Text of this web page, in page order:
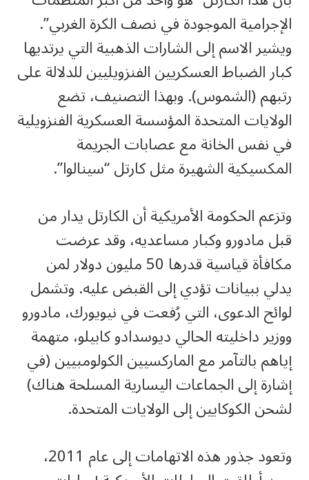
الإجرامية الموجودة في نصف الكرة الغربي”.
ويشير الاسم إلى الشارات الذهبية التي يرتديها
كبار الضباط العسكريين الفنزويليين للدلالة على
رتبهم (الشموس). وبهذا التصنيف، تضع
الولايات المتحدة المؤسسة العسكرية الفنزويلية
في نفس الخانة مع عصابات الجريمة
المكسيكية الشهيرة مثل كارتل “سينالوا”.
وتزعم الحكومة الأمريكية أن الكارتل يدار من
قبل مادورو وكبار مساعديه، وقد عرضت
مكافأة قياسية قدرها 50 مليون دولار لمن
يدلي ببيانات تؤدي إلى القبض عليه. وتشمل
لوائح الدعوى، التي رُفعت في نيويورك، مادورو
ووزير داخليته الحالي ديوسدادو كابيلو، متهمة
إياهم بالتآمر مع الماركسيين الكولومبيين (في
إشارة إلى الجماعات اليسارية المسلحة هناك)
لشحن الكوكايين إلى الولايات المتحدة.
وتعود جذور هذه الاتهامات إلى عام 2011،